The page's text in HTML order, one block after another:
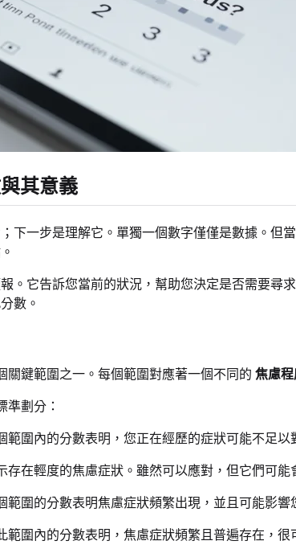
其意義
下一步是理解它。單獨一個數字僅僅是數據。但
。它告訴您當前的狀況，幫助您決定是否需要尋
數。
關鍵範圍之一。每個範圍對應著一個不同的 焦慮程
準劃分：
範圍內的分數表明，您正在經歷的症狀可能不足以
存在輕度的焦慮症狀。雖然可以應對，但它們可
範圍的分數表明焦慮症狀頻繁出現，並且可能影
範圍內的分數表明，焦慮症狀頻繁且普遍存在，